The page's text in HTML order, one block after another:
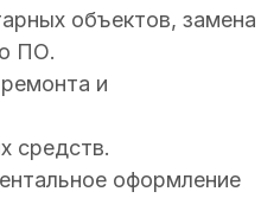
объектов, замена
ПО.
и
средств.
оформление